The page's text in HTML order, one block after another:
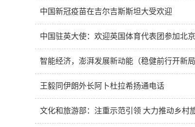
中国新冠疫苗在吉尔吉斯斯坦大受欢迎
中国驻英大使：欢迎英国体育代表团参加北
智能经济，澎湃发展新动能（稳健前行开新局
王毅同伊朗外长阿卜杜拉希扬通电话
文化和旅游部：注重示范引领 大力推动乡村